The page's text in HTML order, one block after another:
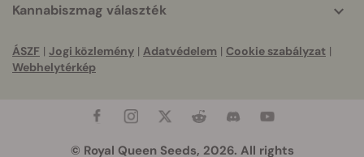
Kannabiszmag választék
ÁSZF | Jogi közlemény | Adatvédelem | Cookie szabályzat |
Webhelytérkép
© Royal Queen Seeds, 2026. All rights